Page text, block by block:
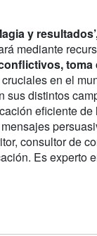
y
mediante
toma
en el
sus distintos
eficiente de
consultor de
Es experto